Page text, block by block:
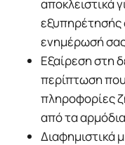
αποκλειστικά
εξυπηρέτησής
ενημέρωσή
Εξαίρεση στη
περίπτωση
πληροφορίες
από τα
Διαφημιστικά